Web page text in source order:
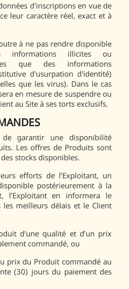
d'inscriptions en vue de
leur caractère réel, exact et à
à ne pas rendre disponible
informations illicites ou
que des informations
d'usurpation d'identité)
que les virus). Dans le cas
en mesure de suspendre ou
au Site à ses torts exclusifs.
de garantir une disponibilité
Les offres de Produits sont
stocks disponibles.
efforts de l’Exploitant, un
postérieurement à la
l’Exploitant en informera le
les meilleurs délais et le Client
d’une qualité et d’un prix
commandé, ou
prix du Produit commandé au
(30) jours du paiement des